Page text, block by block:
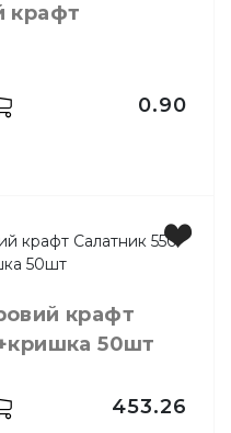
Коричневий
крафт
0.90
крафт
50шт
453.26